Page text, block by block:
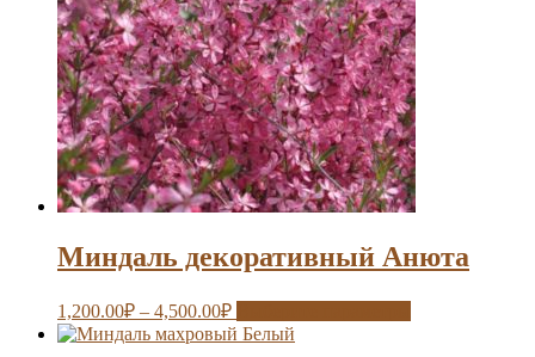
Миндаль декоративный Анюта
1,200.00₽ – 4,500.00₽